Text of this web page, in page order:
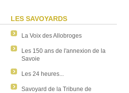
LES SAVOYARDS
La Voix des Allobroges
Les 150 ans de l'annexion de la
Savoie
Les 24 heures...
Savoyard de la Tribune de